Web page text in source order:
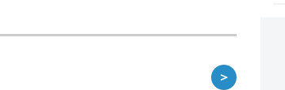
＞